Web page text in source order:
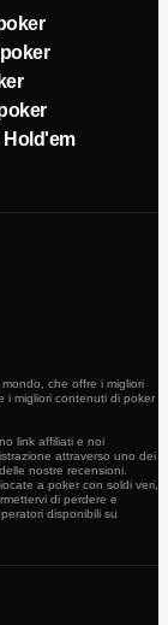
Hold'em
che offre i migliori
i migliori contenuti di poker
link affiliati e noi
attraverso uno dei
nostre recensioni.
a poker con soldi veri,
di perdere e
disponibili su